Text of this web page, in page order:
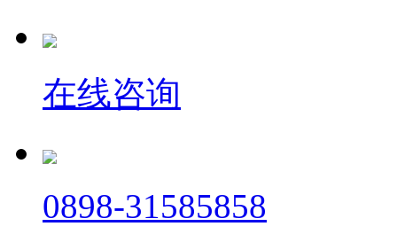
在线咨询
0898-31585858